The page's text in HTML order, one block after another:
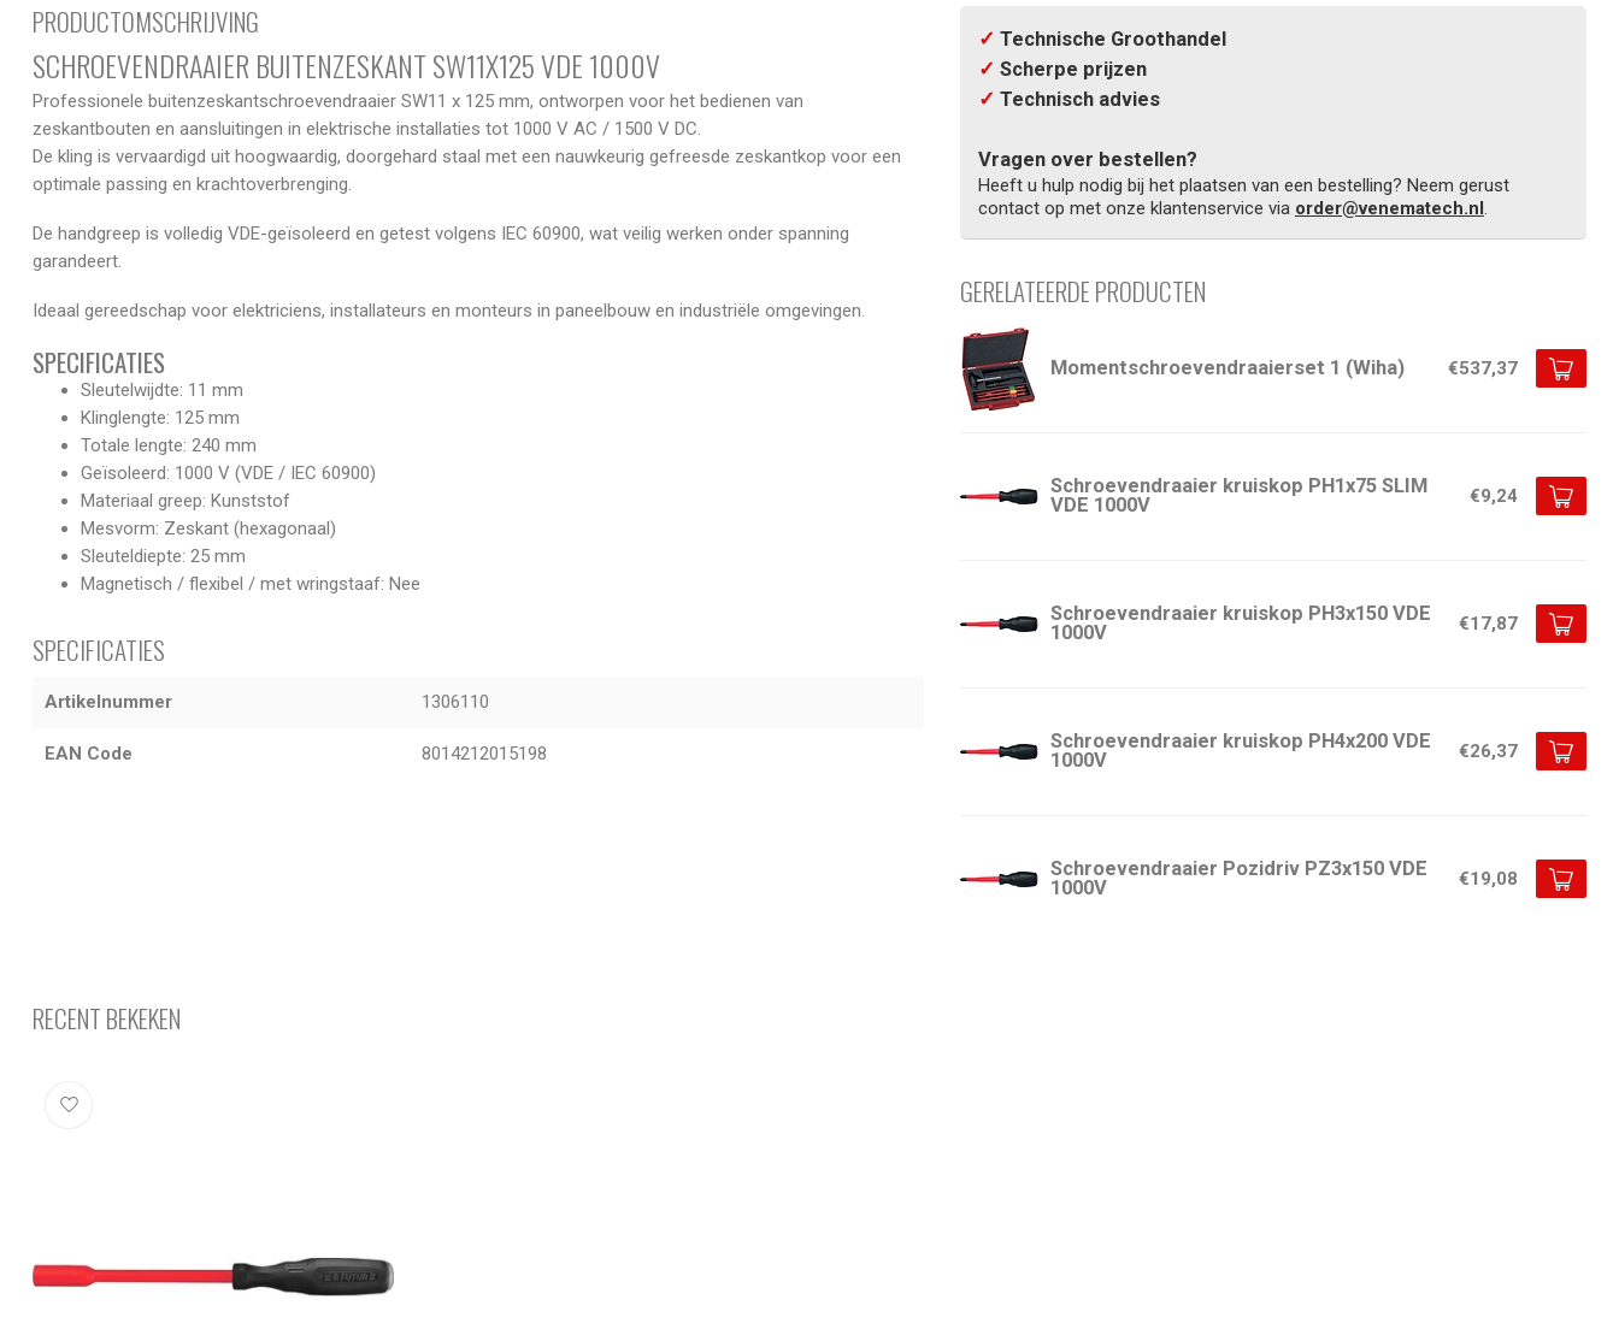
PRODUCTOMSCHRIJVING
SCHROEVENDRAAIER BUITENZESKANT SW11X125 VDE 1000V
Professionele buitenzeskantschroevendraaier SW11 x 125 mm, ontworpen voor het bedienen van
zeskantbouten en aansluitingen in elektrische installaties tot 1000 V AC / 1500 V DC.
De kling is vervaardigd uit hoogwaardig, doorgehard staal met een nauwkeurig gefreesde zeskantkop voor een
optimale passing en krachtoverbrenging.
De handgreep is volledig VDE-geïsoleerd en getest volgens IEC 60900, wat veilig werken onder spanning
garandeert.
Ideaal gereedschap voor elektriciens, installateurs en monteurs in paneelbouw en industriële omgevingen.
SPECIFICATIES
Sleutelwijdte: 11 mm
Klinglengte: 125 mm
Totale lengte: 240 mm
Geïsoleerd: 1000 V (VDE / IEC 60900)
Materiaal greep: Kunststof
Mesvorm: Zeskant (hexagonaal)
Sleuteldiepte: 25 mm
Magnetisch / flexibel / met wringstaaf: Nee
SPECIFICATIES
Artikelnummer 1306110
EAN Code 8014212015198
✓ Technische Groothandel
✓ Scherpe prijzen
✓ Technisch advies
Vragen over bestellen?
Heeft u hulp nodig bij het plaatsen van een bestelling? Neem gerust
contact op met onze klantenservice via order@venematech.nl.
GERELATEERDE PRODUCTEN
Momentschroevendraaierset 1 (Wiha) €537,37
Schroevendraaier kruiskop PH1x75 SLIM
VDE 1000V
€9,24
Schroevendraaier kruiskop PH3x150 VDE
1000V
€17,87
Schroevendraaier kruiskop PH4x200 VDE
1000V
€26,37
Schroevendraaier Pozidriv PZ3x150 VDE
1000V
€19,08
RECENT BEKEKEN